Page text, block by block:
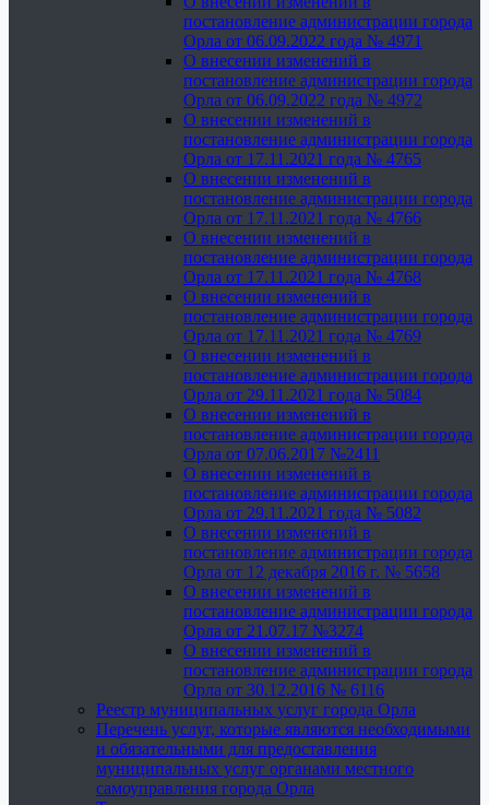
постановление администрации города
Орла от 06.09.2022 года № 4971
О внесении изменений в
постановление администрации города
Орла от 06.09.2022 года № 4972
О внесении изменений в
постановление администрации города
Орла от 17.11.2021 года № 4765
О внесении изменений в
постановление администрации города
Орла от 17.11.2021 года № 4766
О внесении изменений в
постановление администрации города
Орла от 17.11.2021 года № 4768
О внесении изменений в
постановление администрации города
Орла от 17.11.2021 года № 4769
О внесении изменений в
постановление администрации города
Орла от 29.11.2021 года № 5084
О внесении изменений в
постановление администрации города
Орла от 07.06.2017 №2411
О внесении изменений в
постановление администрации города
Орла от 29.11.2021 года № 5082
О внесении изменений в
постановление администрации города
Орла от 12 декабря 2016 г. № 5658
О внесении изменений в
постановление администрации города
Орла от 21.07.17 №3274
О внесении изменений в
постановление администрации города
Орла от 30.12.2016 № 6116
Реестр муниципальных услуг города Орла
Перечень услуг, которые являются необходимыми
и обязательными для предоставления
муниципальных услуг органами местного
самоуправления города Орла